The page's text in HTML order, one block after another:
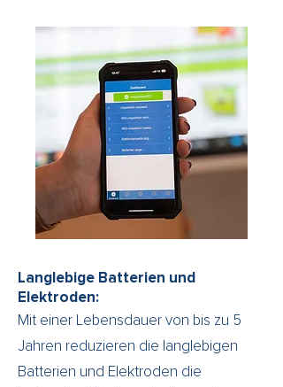
Langlebige Batterien und
Elektroden:
Mit einer Lebensdauer von bis zu 5
Jahren reduzieren die langlebigen
Batterien und Elektroden die